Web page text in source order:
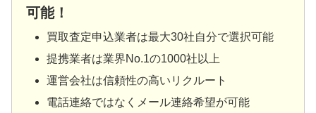
可能！
買取査定申込業者は最大30社自分で選択可能
提携業者は業界No.1の1000社以上
運営会社は信頼性の高いリクルート
電話連絡ではなくメール連絡希望が可能